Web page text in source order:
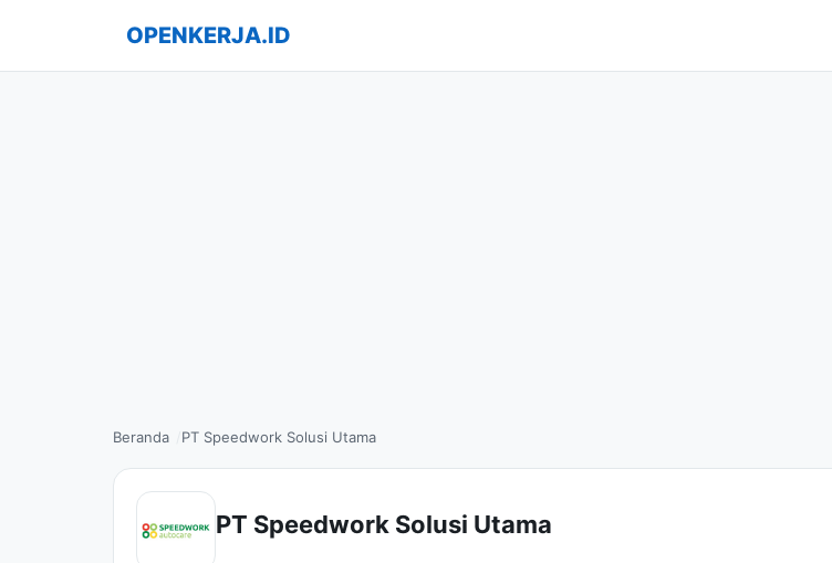
OPENKERJA.ID
Beranda PT Speedwork Solusi Utama
PT Speedwork Solusi Utama